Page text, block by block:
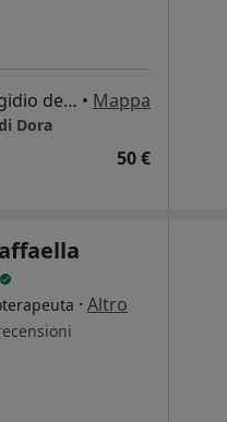
Via Guglielmo Pepe, 49, Sant'Egidio del Monte Albino • Mappa
Dora
50 €
· Altro